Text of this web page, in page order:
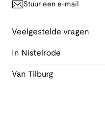
Stuur een e-mail
Veelgestelde vragen
In Nistelrode
Van Tilburg